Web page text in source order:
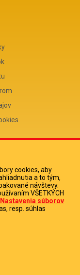
cookies, aby
a to tým,
návštevy.
VŠETKÝCH
súborov
resp. súhlas